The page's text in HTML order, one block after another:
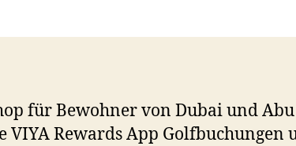
für Bewohner von Dubai und
Rewards App Golfbuchungen